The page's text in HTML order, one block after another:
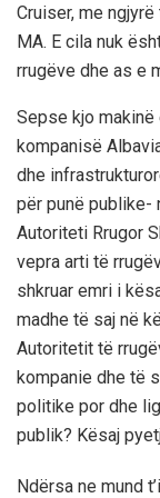
Cruiser, me
MA. E cila nuk
rrugëve dhe as e
Sepse kjo
kompanisë
dhe
për punë publike-
Autoriteti Rrugor
vepra arti të
shkruar emri i
madhe të saj në
Autoritetit të
kompanie dhe të
politike por dhe
publik? Kësaj
Ndërsa ne mund